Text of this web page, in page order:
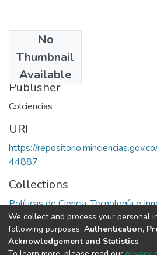
No
Thumbnail
Available
1998
Publisher
Colciencias
URI
https://
44887
Collections
Políticas de Ciencia, Tecnología e
Full item page
We collect and process your personal
following purposes: Authentication,
Acknowledgement and Statistics.